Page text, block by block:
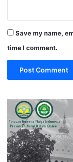
Save my name,
time I comment.